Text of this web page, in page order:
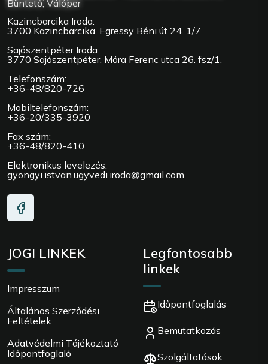
Kazincbarcika Iroda:
3700 Kazincbarcika, Egressy Béni út 24. 1/7
Sajószentpéter Iroda:
3770 Sajószentpéter, Móra Ferenc utca 26. fsz/1.
Telefonszám:
+36-48/820-726
Mobiltelefonszám:
+36-20/335-3920
Fax szám:
+36-48/820-410
Elektronikus levelezés:
gyongyi.istvan.ugyvedi.iroda@gmail.com
JOGI LINKEK
Impresszum
Általános Szerződési
Feltételek
Adatvédelmi Tájékoztató
Időpontfoglaló
Legfontosabb
linkek
Időpontfoglalás
Bemutatkozás
Szolgáltatások